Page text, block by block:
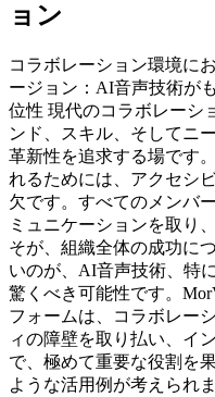
ョン
コラボレーション環境に
ージョン：AI音声技術が
位性 現代のコラボレーシ
ンド、スキル、そしてニ
革新性を追求する場です
れるためには、アクセシ
欠です。すべてのメンバ
ミュニケーションを取り
そが、組織全体の成功に
いのが、AI音声技術、特
驚くべき可能性です。
フォームは、コラボレー
ィの障壁を取り払い、イ
で、極めて重要な役割を
ような活用例が考えられ